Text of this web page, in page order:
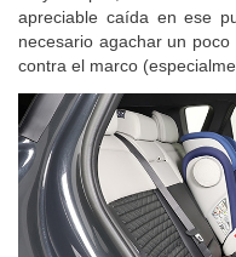
muy amplio, el techo
apreciable caída en ese
necesario agachar un poco